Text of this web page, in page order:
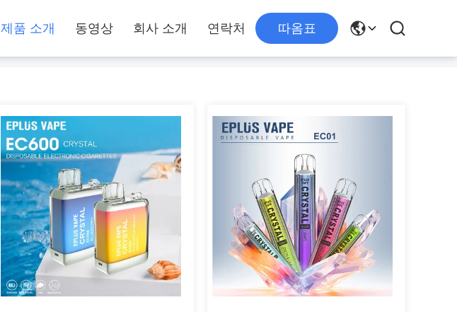
제품 소개 동영상 회사 소개 연락처 따옴표